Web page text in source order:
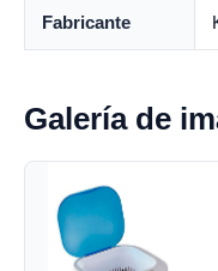
Fabricante
Galería de